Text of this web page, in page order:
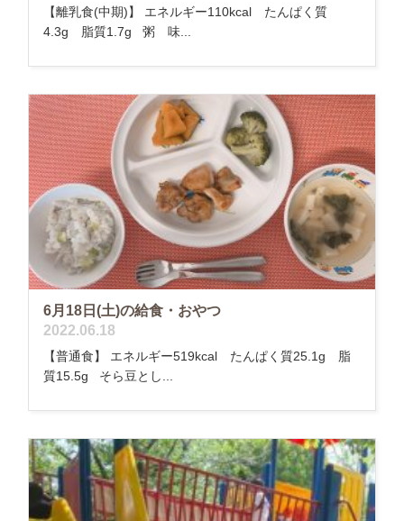
【離乳食(中期)】 エネルギー110kcal たんぱく質
4.3g 脂質1.7g 粥 味...
6月18日(土)の給食・おやつ
2022.06.18
【普通食】 エネルギー519kcal たんぱく質25.1g 脂
質15.5g そら豆とし...